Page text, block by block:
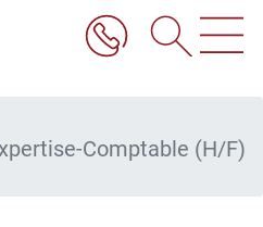
Comptable (H/F)